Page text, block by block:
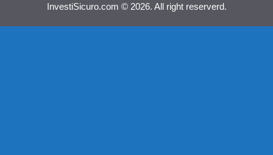
InvestiSicuro.com © 2026. All right reserverd.